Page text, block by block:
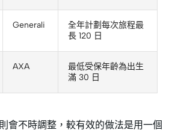
Generali
全年計劃每次旅程最
長 120 日
AXA
最低受保年齡為出生
滿 30 日
會不時調整，較有效的做法是用一個